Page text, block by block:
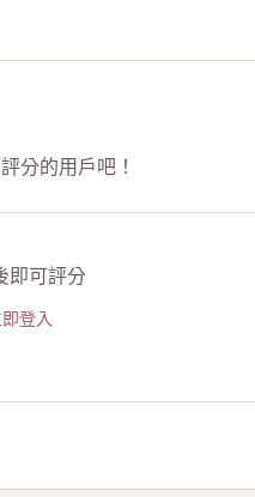
分的用戶吧！
即可評分
登入